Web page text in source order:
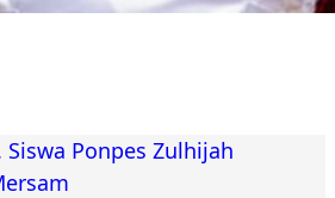
Ponpes Zulhijah